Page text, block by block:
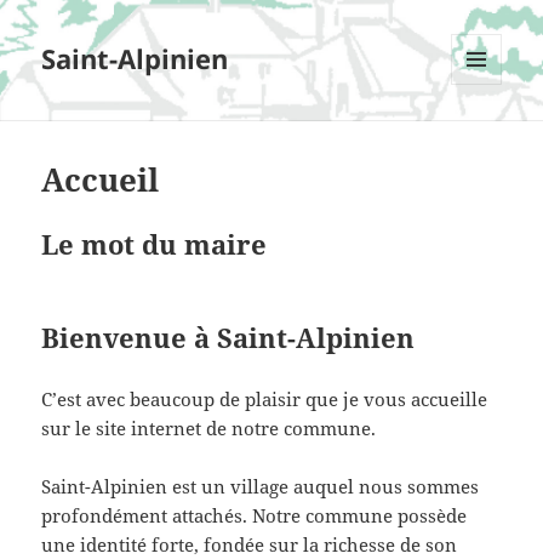
Saint-Alpinien
MENU
Accueil
Le mot du maire
Bienvenue à Saint-Alpinien
C’est avec beaucoup de plaisir que je vous accueille
sur le site internet de notre commune.
Saint-Alpinien est un village auquel nous sommes
profondément attachés. Notre commune possède
une identité forte, fondée sur la richesse de son